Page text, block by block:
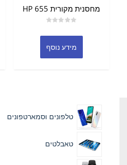
מחסנית מקורית HP 655
0
5
מידע נוסף
טלפונים וסמארטפונים
טאבלטים